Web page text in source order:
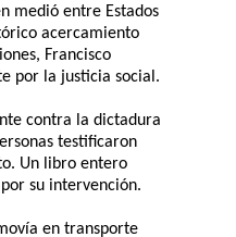
medió entre Estados
acercamiento
Francisco
por la justicia social.
contra la dictadura
testificaron
Un libro entero
su intervención.
en transporte